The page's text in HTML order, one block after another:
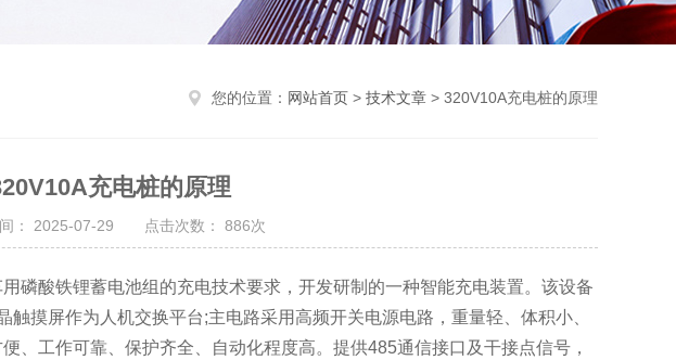
您的位置： 网站首页 > 技术文章 > 320V10A充电桩的原理
充电桩的原理
间： 2025-07-29 点击次数： 886次
磷酸铁锂蓄电池组的充电技术要求，开发研制的一种智能充电装置。该设备
摸屏作为人机交换平台;主电路采用高频开关电源电路，重量轻、体积小、
、工作可靠、保护齐全、自动化程度高。提供485通信接口及干接点信号，